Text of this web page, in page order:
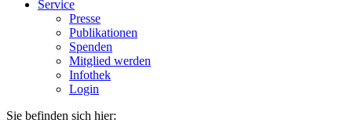
Service
Presse
Publikationen
Spenden
Mitglied werden
Infothek
Login
Sie befinden sich hier: